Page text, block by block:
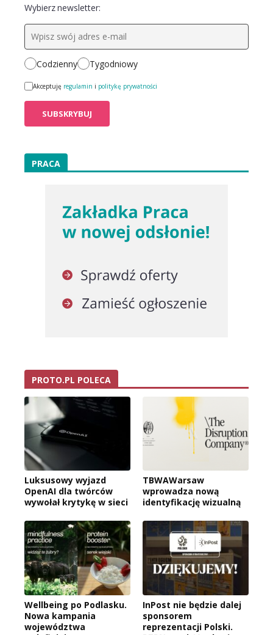
Wybierz newsletter:
Codzienny Tygodniowy
Akceptuję regulamin i politykę prywatności
PRACA
PROTO.PL POLECA
Luksusowy wyjazd
OpenAI dla twórców
wywołał krytykę w sieci
TBWAWarsaw
wprowadza nową
identyfikację wizualną
Wellbeing po Podlasku.
Nowa kampania
województwa
InPost nie będzie dalej
sponsorem
reprezentacji Polski.